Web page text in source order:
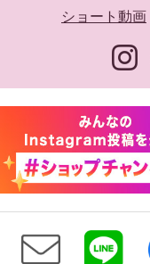
ショート動画